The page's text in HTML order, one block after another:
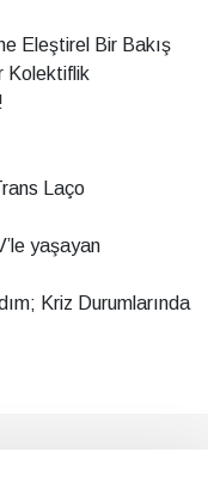
Eleştirel Bir Bakış
Kolektiflik
Laço
yaşayan
Kriz Durumlarında